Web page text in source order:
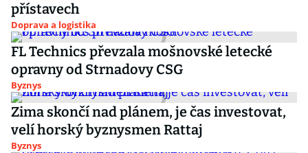
přístavech
Doprava a logistika
FL Technics převzala mošnovské letecké
opravny od Strnadovy CSG
Byznys
Zima skončí nad plánem, je čas investovat,
velí horský byznysmen Rattaj
Byznys